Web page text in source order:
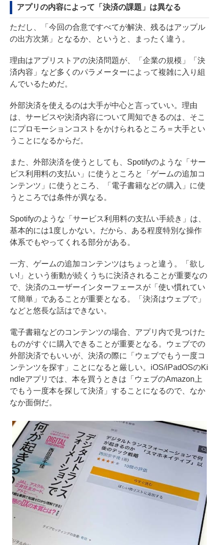
アプリの内容によって「決済の課題」は異なる
ただし、「今回の合意ですべてが解決、残るはアップル
の出方次第」となるか、というと、まったく違う。
理由はアプリストアの決済問題が、「企業の規模」「決
済内容」など多くのパラメーターによって複雑に入り組
んでいるためだ。
外部決済を使えるのは大手が中心と言っていい。理由
は、サービスや決済内容について周知できるのは、そこ
にプロモーションコストをかけられるところ＝大手とい
うことになるからだ。
また、外部決済を使うとしても、Spotifyのような「サー
ビス利用料の支払い」に使うところと「ゲームの追加コ
ンテンツ」に使うところ、「電子書籍などの購入」に使
うところでは条件が異なる。
Spotifyのような「サービス利用料の支払い手続き」は、
基本的には1度しかない。だから、ある程度特別な操作
体系でもやってくれる部分がある。
一方、ゲームの追加コンテンツはちょっと違う。「欲し
い!」という衝動が続くうちに決済されることが重要なの
で、決済のユーザーインターフェースが「使い慣れてい
て簡単」であることが重要となる。「決済はウェブで」
などと悠長な話はできない。
電子書籍などのコンテンツの場合、アプリ内で見つけた
ものがすぐに購入できることが重要となる。ウェブでの
外部決済でもいいが、決済の際に「ウェブでもう一度コ
ンテンツを探す」ことになると厳しい。iOS/iPadOSのKi
ndleアプリでは、本を買うときは「ウェブのAmazon上
でもう一度本を探して決済」することになるので、なか
なか面倒だ。